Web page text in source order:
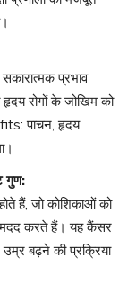
प्रभाव
रोगों के जोखिम को
पाचन, हृदय
गुण:
हैं, जो कोशिकाओं को
मदद करते हैं। यह कैंसर
बढ़ने की प्रक्रिया